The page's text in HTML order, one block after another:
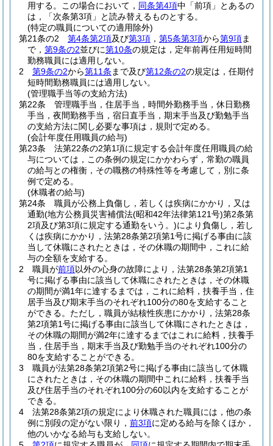
用する。
この場合において， 同条第4項中「前項」とあるの
は，「次条第3項」と読み替えるものとする。
(特定の職員についての適用除外)
第21条の2
第4条第2項及び第3項 ， 第5条第3項から第9項ま
で， 第9条の2並びに第10条の規定は，定年前再任用短時間
勤務職員には適用しない。
2
第9条の2から第11条 まで及び第12条の2の規定は，任期付
短時間勤務職員には適用しない。
(管理職手当等の支給方法)
第22条
管理職手当，住居手当，時間外勤務手当，休日勤務
手当，夜間勤務手当，宿日直手当，期末手当及び勤勉手当
の支給方法に関し必要な事項は，規則で定める。
(会計年度任用職員の給与)
第23条
法第22条の2第1項に規定する会計年度任用職員の給
与については，この条例の規定にかかわらず，常勤の職員
の給与との権衡，その職務の特殊性等を考慮して，別に条
例で定める。
(休職者の給与)
第24条
職員が公務上負傷し，若しくは疾病にかかり，又は
通勤(地方公務員災害補償法(昭和42年法律第121号)第2条第
2項及び第3項に規定する通勤をいう。)により負傷し，若し
くは疾病にかかり，法第28条第2項第1号に掲げる事由に該
当して休職にされたときは，その休職の期間中，これに給
与の全額を支給する。
2
職員が前項以外の心身の故障により，法第28条第2項第1
号に掲げる事由に該当して休職にされたときは，その休職
の期間が満1年に達するまでは，これに給料，扶養手当，住
居手当及び期末手当のそれぞれ100分の80を支給すること
ができる。 ただし，職員が結核性疾患にかかり，法第28条
第2項第1号に掲げる事由に該当して休職にされたときは，
その休職の期間が満2年に達するまではこれに給料，扶養手
当，住居手当，期末手当及び勤勉手当のそれぞれ100分の
80を支給することができる。
3
職員が法第28条第2項第2号に掲げる事由に該当して休職
にされたときは，その休職の期間中これに給料，扶養手当
及び住居手当のそれぞれ100分の60以内を支給することが
できる。
4
法第28条第2項の規定により休職された職員には，他の条
例に別段の定がない限り， 前3項に定める給与を除くほか，
他のいかなる給与も支給しない。